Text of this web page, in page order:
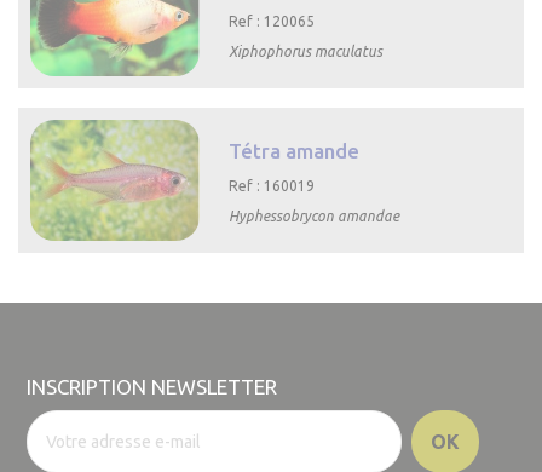
Ref : 120065
Xiphophorus maculatus
Tétra amande
Ref : 160019
Hyphessobrycon amandae
INSCRIPTION NEWSLETTER